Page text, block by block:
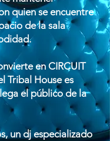
quien se encuentre
de la sala
en CIRCUIT
Tribal House es
el público de la
un dj especializado